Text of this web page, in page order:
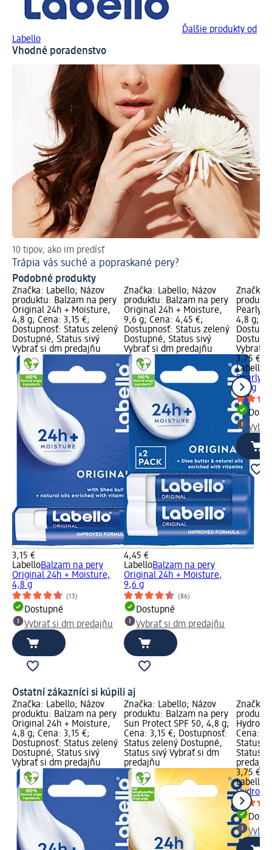
Ďalšie produkty od
Labello
Vhodné poradenstvo
10 tipov, ako im predísť
Trápia vás suché a popraskané pery?
Podobné produkty
Značka: Labello; Názov
produktu: Balzam na pery
Original 24h + Moisture,
4,8 g; Cena: 3,15 €;
Dostupnosť: Status zelený
Dostupné, Status sivý
Vybrať si dm predajňu
3,15 €
LabelloBalzam na pery
Original 24h + Moisture,
4,8 g
(13)
Dostupné
Vybrať si dm predajňu
Značka: Labello; Názov
produktu: Balzam na pery
Original 24h + Moisture,
9,6 g; Cena: 4,45 €;
Dostupnosť: Status zelený
Dostupné, Status sivý
Vybrať si dm predajňu
4,45 €
LabelloBalzam na pery
Original 24h + Moisture,
9,6 g
(86)
Dostupné
Vybrať si dm predajňu
Značka:
Pearly
4,8 g;
Vybrať
3,75 €
Labello
Pearly
4,8 g
Ostatní zákazníci si kúpili aj
Značka: Labello; Názov
produktu: Balzam na pery
Original 24h + Moisture,
4,8 g; Cena: 3,15 €;
Dostupnosť: Status zelený
Dostupné, Status sivý
Vybrať si dm predajňu
Značka: Labello; Názov
produktu: Balzam na pery
Sun Protect SPF 50, 4,8 g;
Cena: 3,15 €; Dostupnosť:
Status zelený Dostupné,
Status sivý Vybrať si dm
predajňu
Značka:
Hydro
Cena:
Status
Status
predajňu
3,75 €
Labello
Hydro